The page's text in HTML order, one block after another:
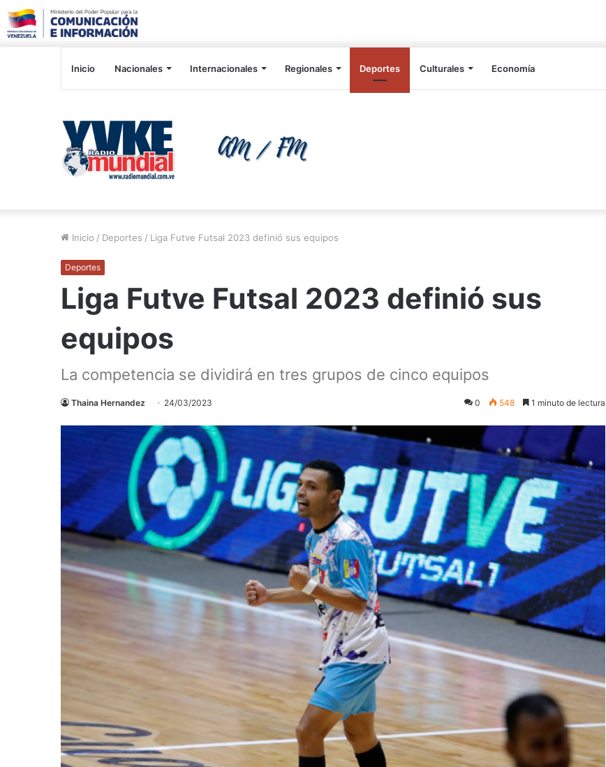
Inicio Nacionales Internacionales Regionales Deportes Culturales Economía
Inicio / Deportes / Liga Futve Futsal 2023 definió sus equipos
Deportes
Liga Futve Futsal 2023 definió sus
equipos
La competencia se dividirá en tres grupos de cinco equipos
Thaina Hernandez 24/03/2023 0 548 1 minuto de lectura